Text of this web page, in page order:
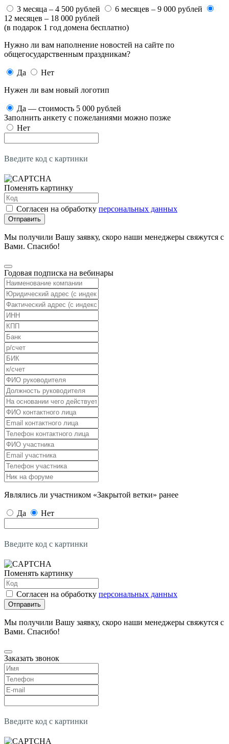
3 месяца – 4 500 рублей
6 месяцев – 9 000 рублей
12 месяцев – 18 000 рублей
(в подарок 1 год домена бесплатно)
Нужно ли вам наполнение новостей на сайте по
общегосударственным праздникам?
Да
Нет
Нужен ли вам новый логотип
Да — стоимость 5 000 рублей
Заполнить анкету с пожеланиями можно позже
Нет
Введите код с картинки
Поменять картинку
Согласен на обработку персональных данных
Отправить
Мы получили Вашу заявку, скоро наши менеджеры свяжутся с
Вами. Спасибо!
Годовая подписка на вебинары
Являлись ли участником «Закрытой ветки» ранее
Да Нет
Введите код с картинки
Поменять картинку
Согласен на обработку персональных данных
Отправить
Мы получили Вашу заявку, скоро наши менеджеры свяжутся с
Вами. Спасибо!
Заказать звонок
Введите код с картинки